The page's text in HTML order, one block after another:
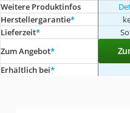
Weitere Produktinfos
Herstellergarantie*
Lieferzeit*
Zum Angebot*
Erhältlich bei*